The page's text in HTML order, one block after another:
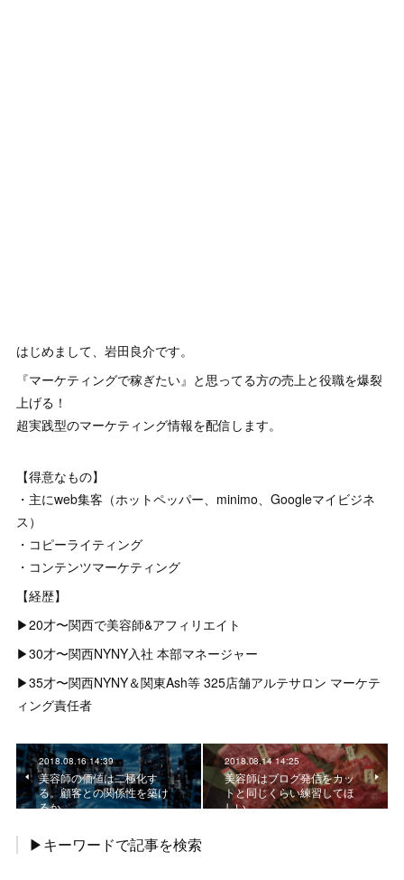
はじめまして、岩田良介です。
『マーケティングで稼ぎたい』と思ってる方の売上と役職を爆裂
上げる！
超実践型のマーケティング情報を配信します。
【得意なもの】
・主にweb集客（ホットペッパー、minimo、Googleマイビジネ
ス）
・コピーライティング
・コンテンツマーケティング
【経歴】
▶︎20才〜関西で美容師&アフィリエイト
▶︎30才〜関西NYNY入社 本部マネージャー
▶︎35才〜関西NYNY＆関東Ash等 325店舗アルテサロン マーケテ
ィング責任者
2018.08.16 14:39
美容師の価値は二極化す
る。顧客との関係性を築け
るか
2018.08.14 14:25
美容師はブログ発信をカッ
トと同じくらい練習してほ
しい
▶キーワードで記事を検索